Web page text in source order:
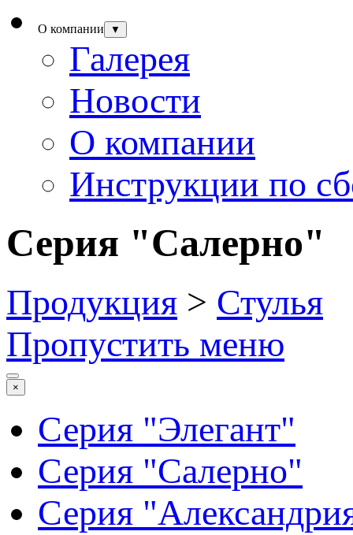
О компании ▼
Галерея
Новости
О компании
Инструкции по
Серия "Салерно"
Продукция > Стулья
Пропустить меню
×
Серия "Элегант"
Серия "Салерно"
Серия